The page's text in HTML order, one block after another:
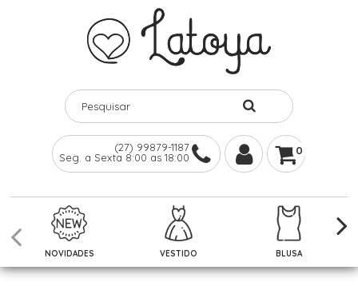
(27) 99879-1187
Seg. a Sexta 8:00 as 18:00
0
NOVIDADES VESTIDO BLUSA